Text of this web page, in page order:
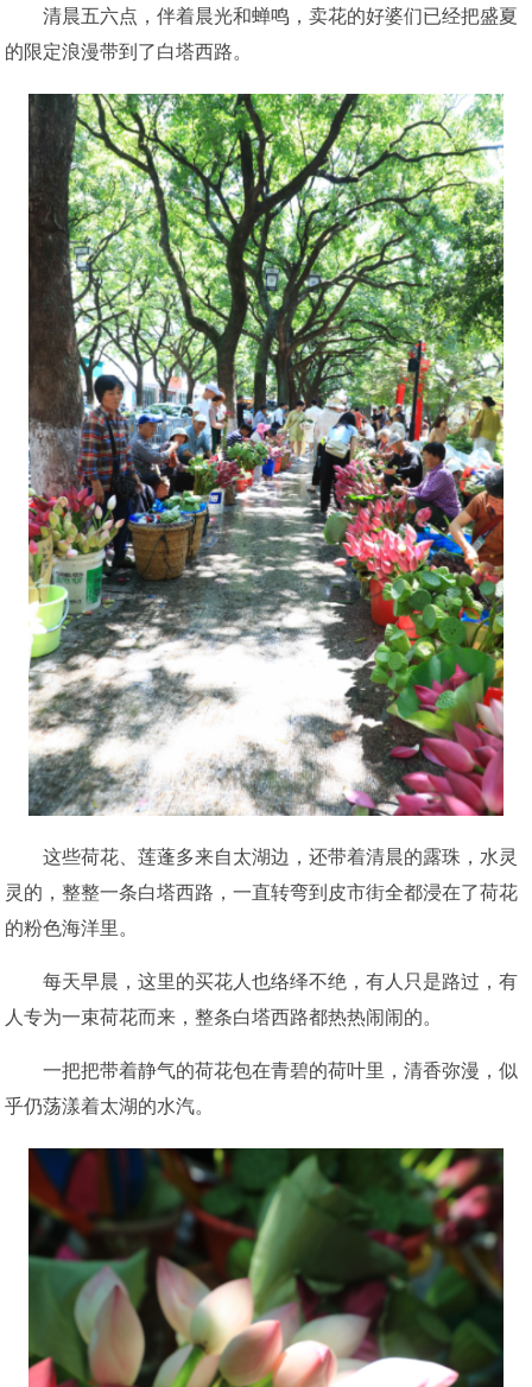
清晨五六点，伴着晨光和蝉鸣，卖花的好婆们已经把盛夏
的限定浪漫带到了白塔西路。
这些荷花、莲蓬多来自太湖边，还带着清晨的露珠，水灵
灵的，整整一条白塔西路，一直转弯到皮市街全都浸在了荷花
的粉色海洋里。
每天早晨，这里的买花人也络绎不绝，有人只是路过，有
人专为一束荷花而来，整条白塔西路都热热闹闹的。
一把把带着静气的荷花包在青碧的荷叶里，清香弥漫，似
乎仍荡漾着太湖的水汽。